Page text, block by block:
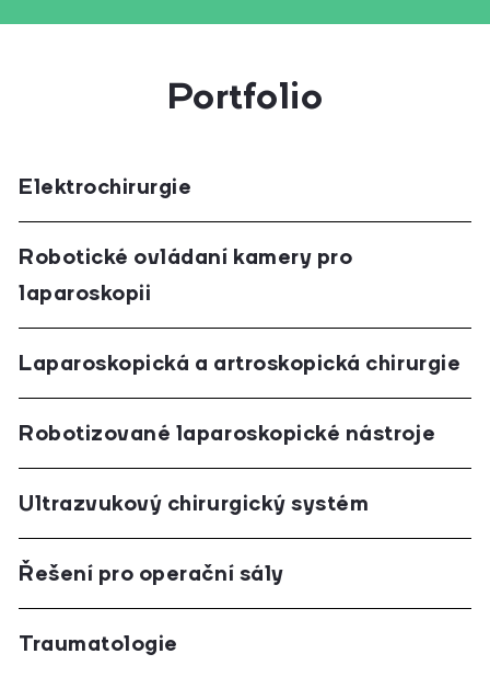
Portfolio
Elektrochirurgie
Robotické ovládaní kamery pro
laparoskopii
Laparoskopická a artroskopická chirurgie
Robotizované laparoskopické nástroje
Ultrazvukový chirurgický systém
Řešení pro operační sály
Traumatologie